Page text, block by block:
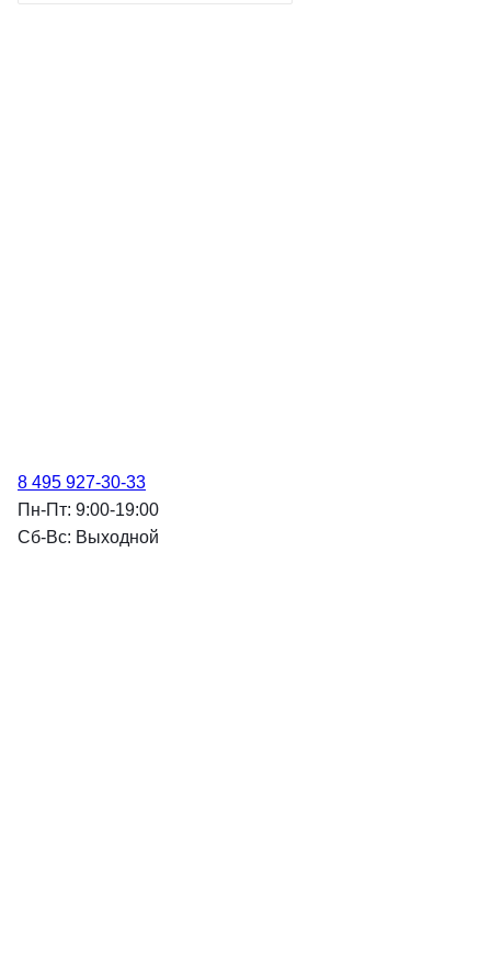
8 495 927-30-33
Пн-Пт: 9:00-19:00
Cб-Вс: Выходной